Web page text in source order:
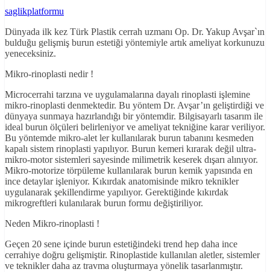
saglikplatformu
Dünyada ilk kez Türk Plastik cerrah uzmanı Op. Dr. Yakup Avşar`ın
bulduğu gelişmiş burun estetiği yöntemiyle artık ameliyat korkunuzu
yeneceksiniz.
Mikro-rinoplasti nedir !
Microcerrahi tarzına ve uygulamalarına dayalı rinoplasti işlemine
mikro-rinoplasti denmektedir. Bu yöntem Dr. Avşar’ın geliştirdiği ve
dünyaya sunmaya hazırlandığı bir yöntemdir. Bilgisayarlı tasarım ile
ideal burun ölçüleri belirleniyor ve ameliyat tekniğine karar veriliyor.
Bu yöntemde mikro-alet ler kullanılarak burun tabanını kesmeden
kapalı sistem rinoplasti yapılıyor. Burun kemeri kırarak değil ultra-
mikro-motor sistemleri sayesinde milimetrik keserek dışarı alınıyor.
Mikro-motorize törpüleme kullanılarak burun kemik yapısında en
ince detaylar işleniyor. Kıkırdak anatomisinde mikro teknikler
uygulanarak şekillendirme yapılıyor. Gerektiğinde kıkırdak
mikrogreftleri kulanılarak burun formu değiştiriliyor.
Neden Mikro-rinoplasti !
Geçen 20 sene içinde burun estetiğindeki trend hep daha ince
cerrahiye doğru gelişmiştir. Rinoplastide kullanılan aletler, sistemler
ve teknikler daha az travma oluşturmaya yönelik tasarlanmıştır.